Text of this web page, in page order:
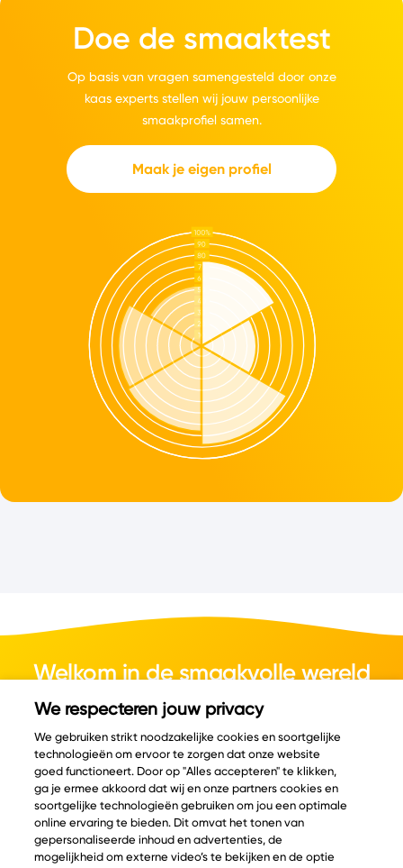
Doe de smaaktest
Op basis van vragen samengesteld door onze
kaas experts stellen wij jouw persoonlijke
smaakprofiel samen.
Maak je eigen profiel
Welkom in de smaakvolle wereld
van kaas.
© Copyright 2026 Velder
Inspiratie Informatie
We respecteren jouw privacy
We gebruiken strikt noodzakelijke cookies en soortgelijke
technologieën om ervoor te zorgen dat onze website
goed functioneert. Door op "Alles accepteren" te klikken,
ga je ermee akkoord dat wij en onze partners cookies en
soortgelijke technologieën gebruiken om jou een optimale
online ervaring te bieden. Dit omvat het tonen van
gepersonaliseerde inhoud en advertenties, de
mogelijkheid om externe video’s te bekijken en de optie